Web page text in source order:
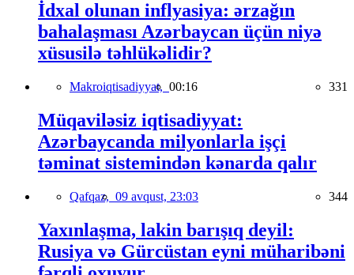
İdxal olunan inflyasiya: ərzağın
bahalaşması Azərbaycan üçün niyə
xüsusilə təhlükəlidir?
Makroiqtisadiyyat, 00:16 331
Müqaviləsiz iqtisadiyyat:
Azərbaycanda milyonlarla işçi
təminat sistemindən kənarda qalır
Qafqaz, 09 avqust, 23:03 344
Yaxınlaşma, lakin barışıq deyil:
Rusiya və Gürcüstan eyni müharibəni